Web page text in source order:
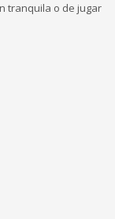
tranquila o de jugar